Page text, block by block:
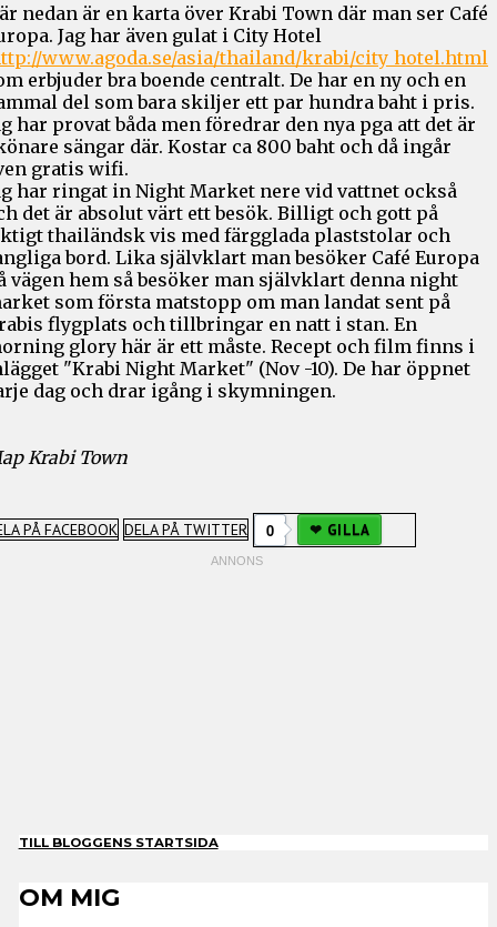
nedan är en karta över Krabi Town där man ser Café
Jag har även gulat i City Hotel
www.agoda.se/asia/thailand/krabi/city_hotel.html
erbjuder bra boende centralt. De har en ny och en
del som bara skiljer ett par hundra baht i pris.
har provat båda men föredrar den nya pga att det är
sängar där. Kostar ca 800 baht och då ingår
gratis wifi.
har ringat in Night Market nere vid vattnet också
det är absolut värt ett besök. Billigt och gott på
thailändsk vis med färgglada plaststolar och
bord. Lika självklart man besöker Café Europa
vägen hem så besöker man självklart denna night
som första matstopp om man landat sent på
flygplats och tillbringar en natt i stan. En
glory här är ett måste. Recept och film finns i
"Krabi Night Market" (Nov -10). De har öppnet
dag och drar igång i skymningen.
Krabi Town
PÅ FACEBOOK DELA PÅ TWITTER 0 GILLA
TILL BLOGGENS STARTSIDA
OM MIG